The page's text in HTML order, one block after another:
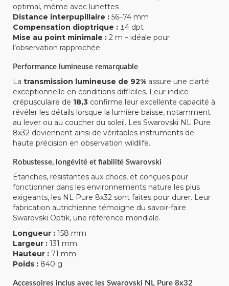
optimal, même avec lunettes
Distance interpupillaire : 56–74 mm
Compensation dioptrique : ±4 dpt
Mise au point minimale : 2 m – idéale pour
l’observation rapprochée
Performance lumineuse remarquable
La transmission lumineuse de 92% assure une clarté
exceptionnelle en conditions difficiles. Leur indice
crépusculaire de 18,3 confirme leur excellente capacité à
révéler les détails lorsque la lumière baisse, notamment
au lever ou au coucher du soleil. Les Swarovski NL Pure
8x32 deviennent ainsi de véritables instruments de
haute précision en observation wildlife.
Robustesse, longévité et fiabilité Swarovski
Étanches, résistantes aux chocs, et conçues pour
fonctionner dans les environnements nature les plus
exigeants, les NL Pure 8x32 sont faites pour durer. Leur
fabrication autrichienne témoigne du savoir-faire
Swarovski Optik, une référence mondiale.
Longueur : 158 mm
Largeur : 131 mm
Hauteur : 71 mm
Poids : 840 g
Accessoires inclus avec les Swarovski NL Pure 8x32